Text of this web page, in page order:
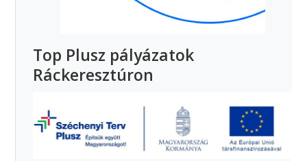
Top Plusz pályázatok
Ráckeresztúron